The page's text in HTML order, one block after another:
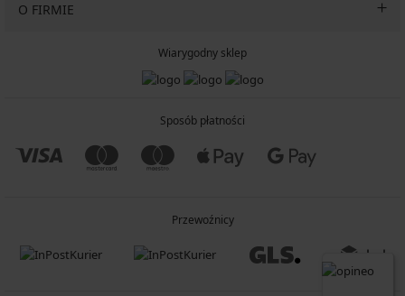
O FIRMIE
Wiarygodny sklep
Sposób płatności
Przewoźnicy